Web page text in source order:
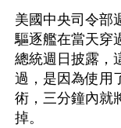
美國中央司令部
驅逐艦在當天穿
總統週日披露，
過，是因為使用
術，三分鐘內就
掉。